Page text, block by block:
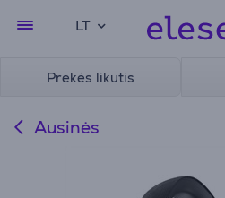
LT
Prekės likutis
Ausinės